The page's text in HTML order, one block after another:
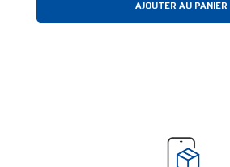
AJOUTER AU PANIER